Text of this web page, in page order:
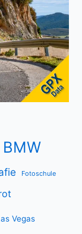
BMW
Fotoschule
Vegas